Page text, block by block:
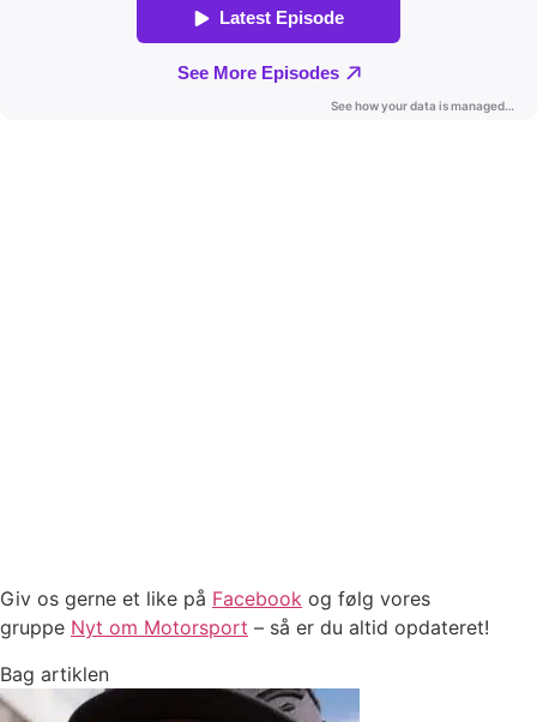
Giv os gerne et like på Facebook og følg vores
gruppe Nyt om Motorsport – så er du altid opdateret!
Bag artiklen